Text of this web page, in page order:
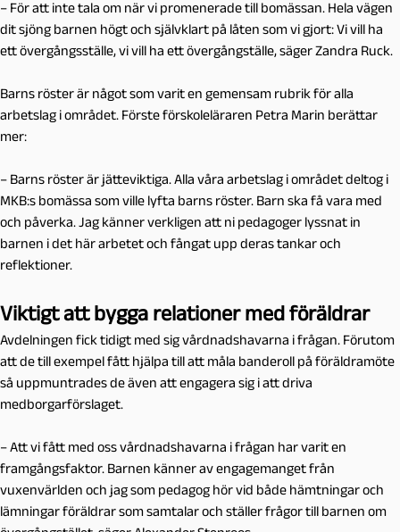
– För att inte tala om när vi promenerade till bomässan. Hela vägen
dit sjöng barnen högt och självklart på låten som vi gjort: Vi vill ha
ett övergångsställe, vi vill ha ett övergångställe, säger Zandra Ruck.
Barns röster är något som varit en gemensam rubrik för alla
arbetslag i området. Förste förskoleläraren Petra Marin berättar
mer:
– Barns röster är jätteviktiga. Alla våra arbetslag i området deltog i
MKB:s bomässa som ville lyfta barns röster. Barn ska få vara med
och påverka. Jag känner verkligen att ni pedagoger lyssnat in
barnen i det här arbetet och fångat upp deras tankar och
reflektioner.
Viktigt att bygga relationer med föräldrar
Avdelningen fick tidigt med sig vårdnadshavarna i frågan. Förutom
att de till exempel fått hjälpa till att måla banderoll på föräldramöte
så uppmuntrades de även att engagera sig i att driva
medborgarförslaget.
– Att vi fått med oss vårdnadshavarna i frågan har varit en
framgångsfaktor. Barnen känner av engagemanget från
vuxenvärlden och jag som pedagog hör vid både hämtningar och
lämningar föräldrar som samtalar och ställer frågor till barnen om